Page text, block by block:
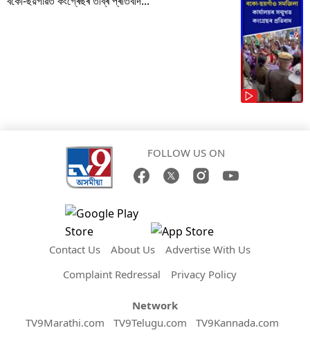
FOLLOW US ON
Contact Us About Us
Advertise With Us
Complaint Redressal
Privacy Policy
Network
TV9Marathi.com
TV9Telugu.com TV9Kannada.com